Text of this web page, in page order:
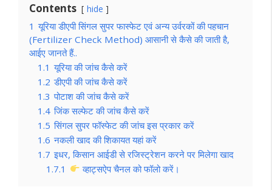
Contents hide
1 यूरिया डीएपी सिंगल सुपर फास्फेट एवं अन्य उर्वरकों की पहचान
(Fertilizer Check Method) आसानी से कैसे की जाती है,
आईए जानते हैं..
1.1 यूरिया की जांच कैसे करें
1.2 डीएपी की जांच कैसे करें
1.3 पोटाश की जांच कैसे करें
1.4 जिंक सल्फेट की जांच कैसे करें
1.5 सिंगल सुपर फॉस्फेट की जांच इस प्रकार करें
1.6 नकली खाद की शिकायत यहां करें
1.7 इधर, किसान आईडी से रजिस्ट्रेशन करने पर मिलेगा खाद
1.7.1
व्हाट्सऐप चैनल को फॉलो करें।